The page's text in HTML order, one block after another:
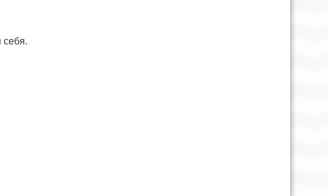
себя.